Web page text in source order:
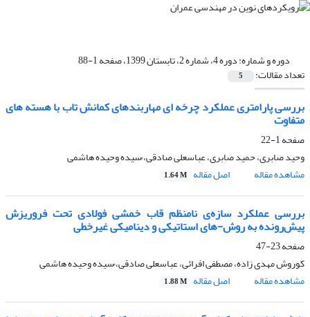
دوره و شماره:دوره 4، شماره 2، تابستان 1399، صفحه 1-88
تعداد مقالات: 5
بررسی پارامتری عملکرد چرخه ای مهاربندهای کمانش تاب با هسته های
متفاوت
صفحه1-22
وحید صابری، حمید صابری، عباسعلی صادقی، ُسیده وحیده هاشمی
مشاهده مقاله
اصل مقاله 1.64 M
بررسی عملکرد سازه‌ی نامنظم قاب خمشی فولادی تحت فروریزش
پیش‌رونده به روش-های استاتیکی و دینامیکی غیرخطی
صفحه23-47
کوروش مهدی زاده، مصطفی افرائی، عباسعلی صادقی، ُسیده وحیده هاشمی
مشاهده مقاله
اصل مقاله 1.88 M